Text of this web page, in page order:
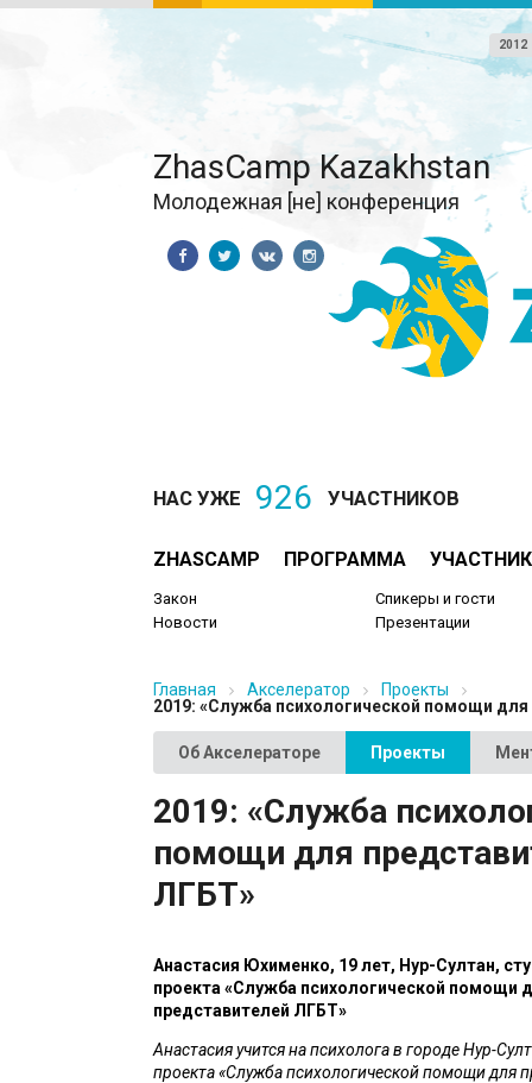
2012
ZhasCamp Kazakhstan
Молодежная [не] конференция
НАС УЖЕ 926 УЧАСТНИКОВ
ZHASCAMP ПРОГРАММА
Закон
Новости
Спикеры и гости
Презентации
Главная Акселератор
Проекты
2019: «Служба психологической помощи
Об Акселераторе Проекты
2019: «Служба
помощи для
ЛГБТ»
Анастасия Юхименко, 19 лет, Нур-Султан,
проекта «Служба психологической помощи
представителей ЛГБТ»
Анастасия учится на психолога в городе Нур-
проекта «Служба психологической помощи для